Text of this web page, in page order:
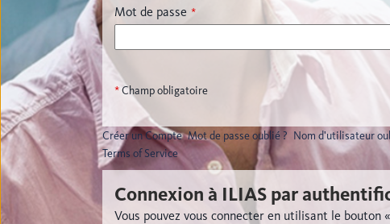
Mot de passe *
*Champ obligatoire
Créer un Compte Mot de passe oublié ? Nom d'utilisateur
Terms of Service
Connexion à ILIAS par
Vous pouvez vous connecter en utilisant le bouton